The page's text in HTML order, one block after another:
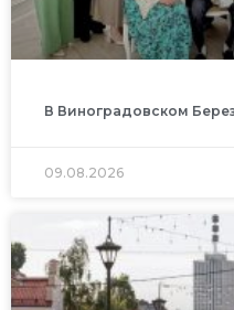
В Виноградовском
09.08.2026